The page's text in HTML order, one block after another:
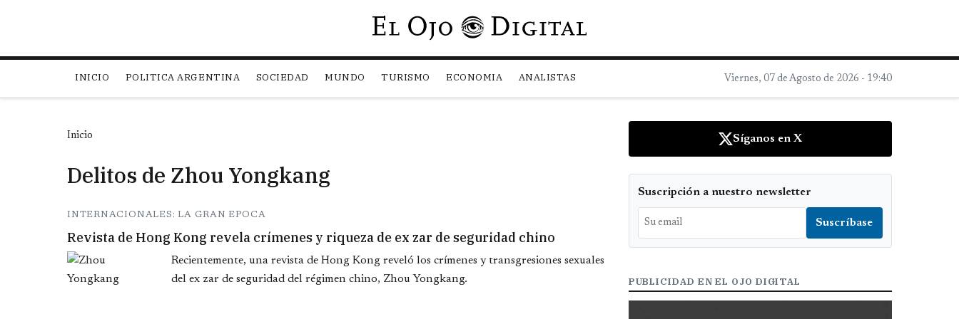
Pasar al contenido principal
INICIO POLITICA ARGENTINA SOCIEDAD MUNDO TURISMO ECONOMIA ANALISTAS Viernes, 07 de Agosto de 2026 - 19:40
Inicio
Delitos de Zhou Yongkang
INTERNACIONALES: LA GRAN EPOCA
Revista de Hong Kong revela crímenes y riqueza de ex zar de seguridad chino
Recientemente, una revista de Hong Kong reveló los crímenes y transgresiones sexuales
del ex zar de seguridad del régimen chino, Zhou Yongkang.
Síganos en X
Suscripción a nuestro newsletter
PUBLICIDAD EN EL OJO DIGITAL